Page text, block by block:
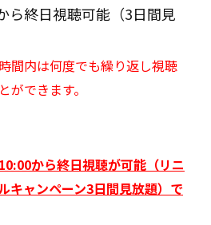
ら終日視聴可能（3日間見
間内は何度でも繰り返し視聴
ができます。
から終日視聴が可能（リニ
キャンペーン3日間見放題）で